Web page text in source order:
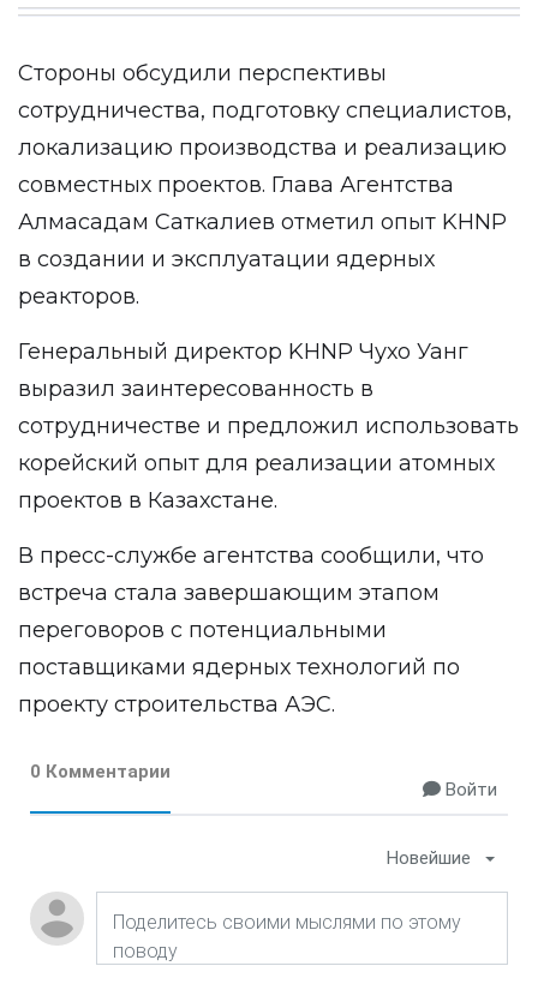
Стороны обсудили перспективы
сотрудничества, подготовку специалистов,
локализацию производства и реализацию
совместных проектов. Глава Агентства
Алмасадам Саткалиев отметил опыт KHNP
в создании и эксплуатации ядерных
реакторов.
Генеральный директор KHNP Чухо Уанг
выразил заинтересованность в
сотрудничестве и предложил использовать
корейский опыт для реализации атомных
проектов в Казахстане.
В пресс-службе агентства сообщили, что
встреча стала завершающим этапом
переговоров с потенциальными
поставщиками ядерных технологий по
проекту строительства АЭС.
0 Комментарии
Войти
Новейшие